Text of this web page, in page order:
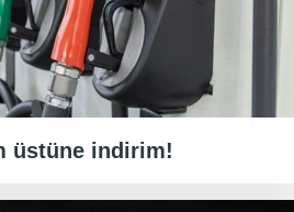
üstüne indirim!